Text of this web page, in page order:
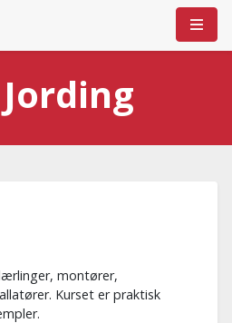
montører,
Kurset er praktisk